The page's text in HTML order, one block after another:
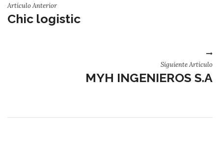
Artículo Anterior
Chic logistic
Siguiente Artículo
MYH INGENIEROS S.A